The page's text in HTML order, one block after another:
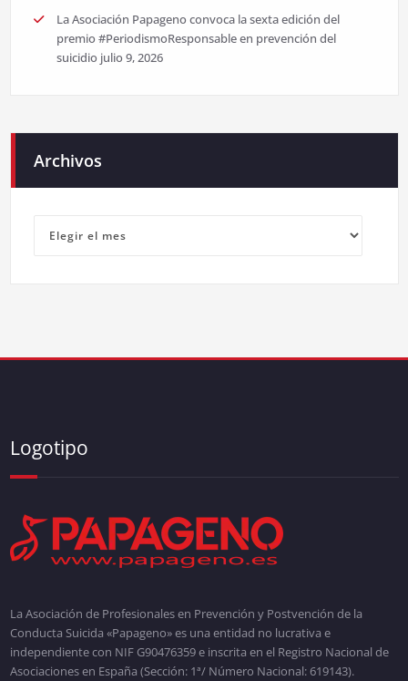
La Asociación Papageno convoca la sexta edición del
premio #PeriodismoResponsable en prevención del
suicidio julio 9, 2026
Archivos
Logotipo
La Asociación de Profesionales en Prevención y Postvención de la
Conducta Suicida «Papageno» es una entidad no lucrativa e
independiente con NIF G90476359 e inscrita en el Registro Nacional de
Asociaciones en España (Sección: 1ª/ Número Nacional: 619143).